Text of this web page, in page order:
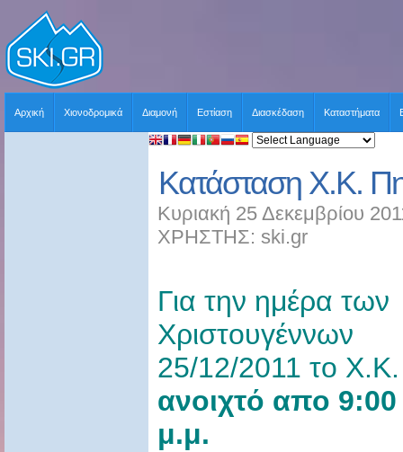
Αρχική Χιονοδρομικά Διαμονή Εστίαση Διασκέδαση Καταστήματα
Κατάσταση Χ.Κ.
Κυριακή 25 Δεκεμβρίου
ΧΡΗΣΤΗΣ: ski.gr
Για την ημέρα των
Χριστουγέννων
25/12/2011 το
ανοιχτό απο
μ.μ.